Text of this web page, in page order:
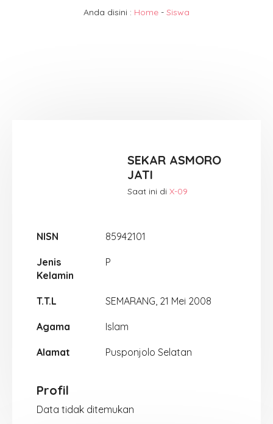
Anda disini : Home - Siswa
SEKAR ASMORO
JATI
Saat ini di X-09
NISN 85942101
Jenis
Kelamin
P
T.T.L SEMARANG, 21 Mei 2008
Agama Islam
Alamat Pusponjolo Selatan
Profil
Data tidak ditemukan